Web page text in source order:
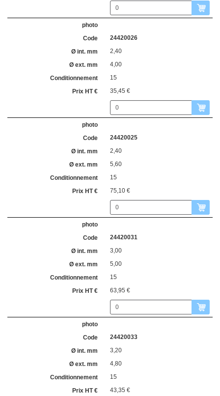
24420026
2,40
4,00
15
35,45 €
24420025
2,40
5,60
15
75,10 €
24420031
3,00
5,00
15
63,95 €
24420033
3,20
4,80
15
43,35 €